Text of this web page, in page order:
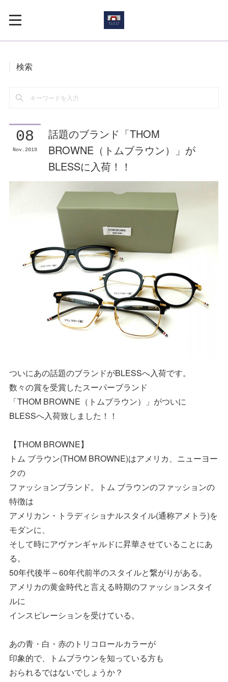
検索
08
Nov 2019
話題のブランド「THOM
BROWNE（トムブラウン）」が
BLESSに入荷！！
ついにあの話題のブランドがBLESSへ入荷です。
数々の賞を受賞したスーパーブランド
「THOM BROWNE（トムブラウン）」がついに
BLESSへ入荷致しました！！
【THOM BROWNE】
トム ブラウン(THOM BROWNE)はアメリカ、ニューヨー
クの
ファッションブランド。トム ブラウンのファッションの
特徴は
アメリカン・トラディショナルスタイル(通称アメトラ)を
モダンに、
そして時にアヴァンギャルドに昇華させていることにあ
る。
50年代後半～60年代前半のスタイルと繋がりがある。
アメリカの黄金時代と言える時期のファッションスタイ
ルに
インスピレーションを受けている。
あの青・白・赤のトリコロールカラーが
印象的で、トムブラウンを知っている方も
おられるではないでしょうか？